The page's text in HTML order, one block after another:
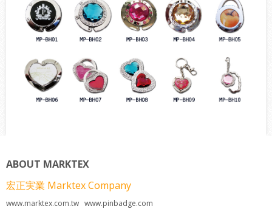
ABOUT MARKTEX
宏正実業 Marktex Company
www.marktex.com.tw www.pinbadge.com